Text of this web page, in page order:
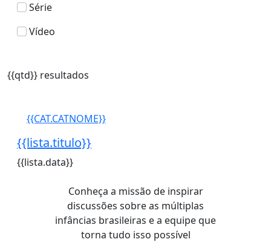
Série
Vídeo
{{qtd}} resultados
{{CAT.CATNOME}}
{{lista.titulo}}
{{lista.data}}
Conheça a missão de inspirar
discussões sobre as múltiplas
infâncias brasileiras e a equipe que
torna tudo isso possível